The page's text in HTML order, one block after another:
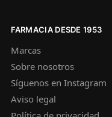
FARMACIA DESDE 1953
Marcas
Sobre nosotros
Síguenos en Instagram
Aviso legal